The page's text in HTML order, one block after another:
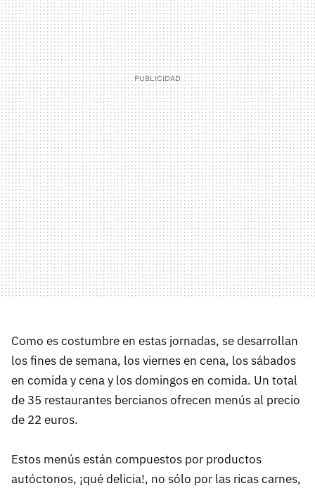
Como es costumbre en estas jornadas, se desarrollan
los fines de semana, los viernes en cena, los sábados
en comida y cena y los domingos en comida. Un total
de 35 restaurantes bercianos ofrecen menús al precio
de 22 euros.
Estos menús están compuestos por productos
autóctonos, ¡qué delicia!, no sólo por las ricas carnes,